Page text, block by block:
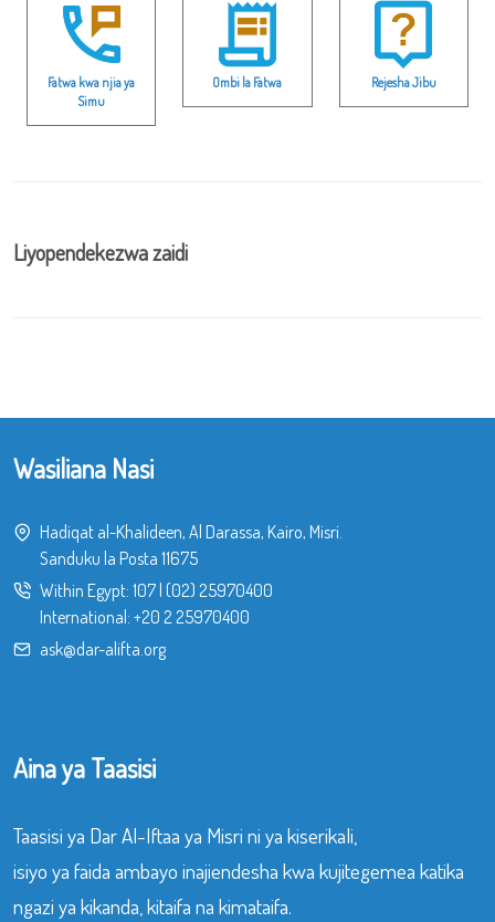
Fatwa kwa njia ya
Simu
Ombi la Fatwa Rejesha Jibu
Liyopendekezwa zaidi
Wasiliana Nasi
Hadiqat al-Khalideen, Al Darassa, Kairo, Misri.
Sanduku la Posta 11675
Within Egypt: 107| (02) 25970400
International: +20 2 25970400
ask@dar-alifta.org
Aina ya Taasisi
Taasisi ya Dar Al-Iftaa ya Misri ni ya kiserikali,
isiyo ya faida ambayo inajiendesha kwa kujitegemea katika
ngazi ya kikanda, kitaifa na kimataifa.